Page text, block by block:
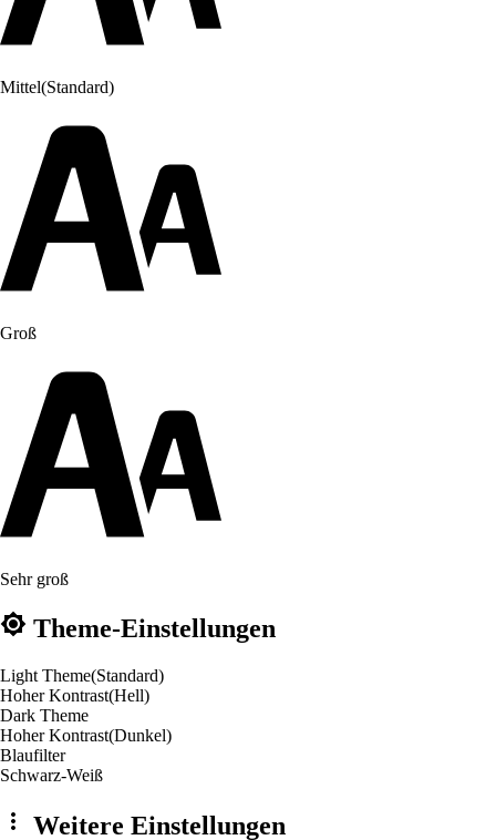
Mittel(Standard)
Groß
Sehr groß
Theme-Einstellungen
Light Theme(Standard)
Hoher Kontrast(Hell)
Dark Theme
Hoher Kontrast(Dunkel)
Blaufilter
Schwarz-Weiß
Weitere Einstellungen